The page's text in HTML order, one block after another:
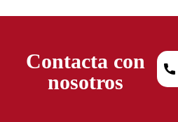
Contacta con
nosotros